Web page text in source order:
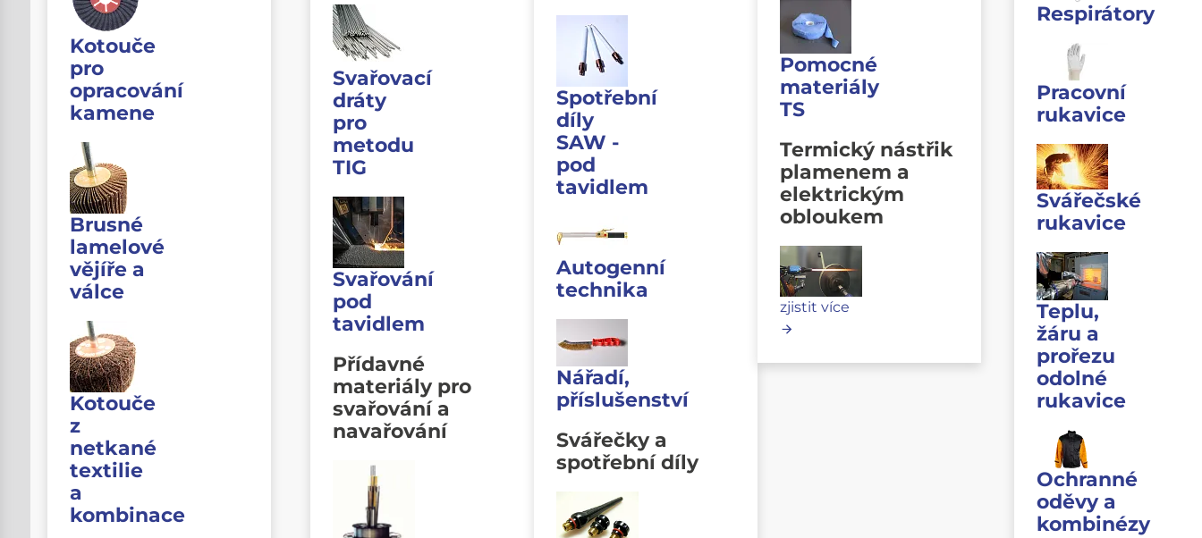
Kotouče
pro
opracování
kamene
Brusné
lamelové
vějíře a
válce
Kotouče
z
netkané
textilie
a
kombinace
Svařovací
dráty
pro
metodu
TIG
Svařování
pod
tavidlem
Přídavné
materiály pro
svařování a
navařování
Spotřební
díly
SAW -
pod
tavidlem
Autogenní
technika
Nářadí,
příslušenství
Svářečky a
spotřební díly
Pomocné
materiály
TS
Termický nástřik
plamenem a
elektrickým
obloukem
zjistit více
Respirátory
Pracovní
rukavice
Svářečské
rukavice
Teplu,
žáru a
prořezu
odolné
rukavice
Ochranné
oděvy a
kombinézy